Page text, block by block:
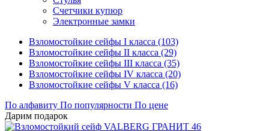
Счетчики купюр
Электронные замки
Взломостойкие сейфы I класса (103)
Взломостойкие сейфы II класса (29)
Взломостойкие сейфы III класса (35)
Взломостойкие сейфы IV класса (20)
Взломостойкие сейфы V класса (16)
По алфавиту По популярности По цене
Дарим подарок